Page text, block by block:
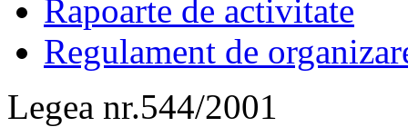
Rapoarte de activitate
Regulament de
Legea nr.544/2001